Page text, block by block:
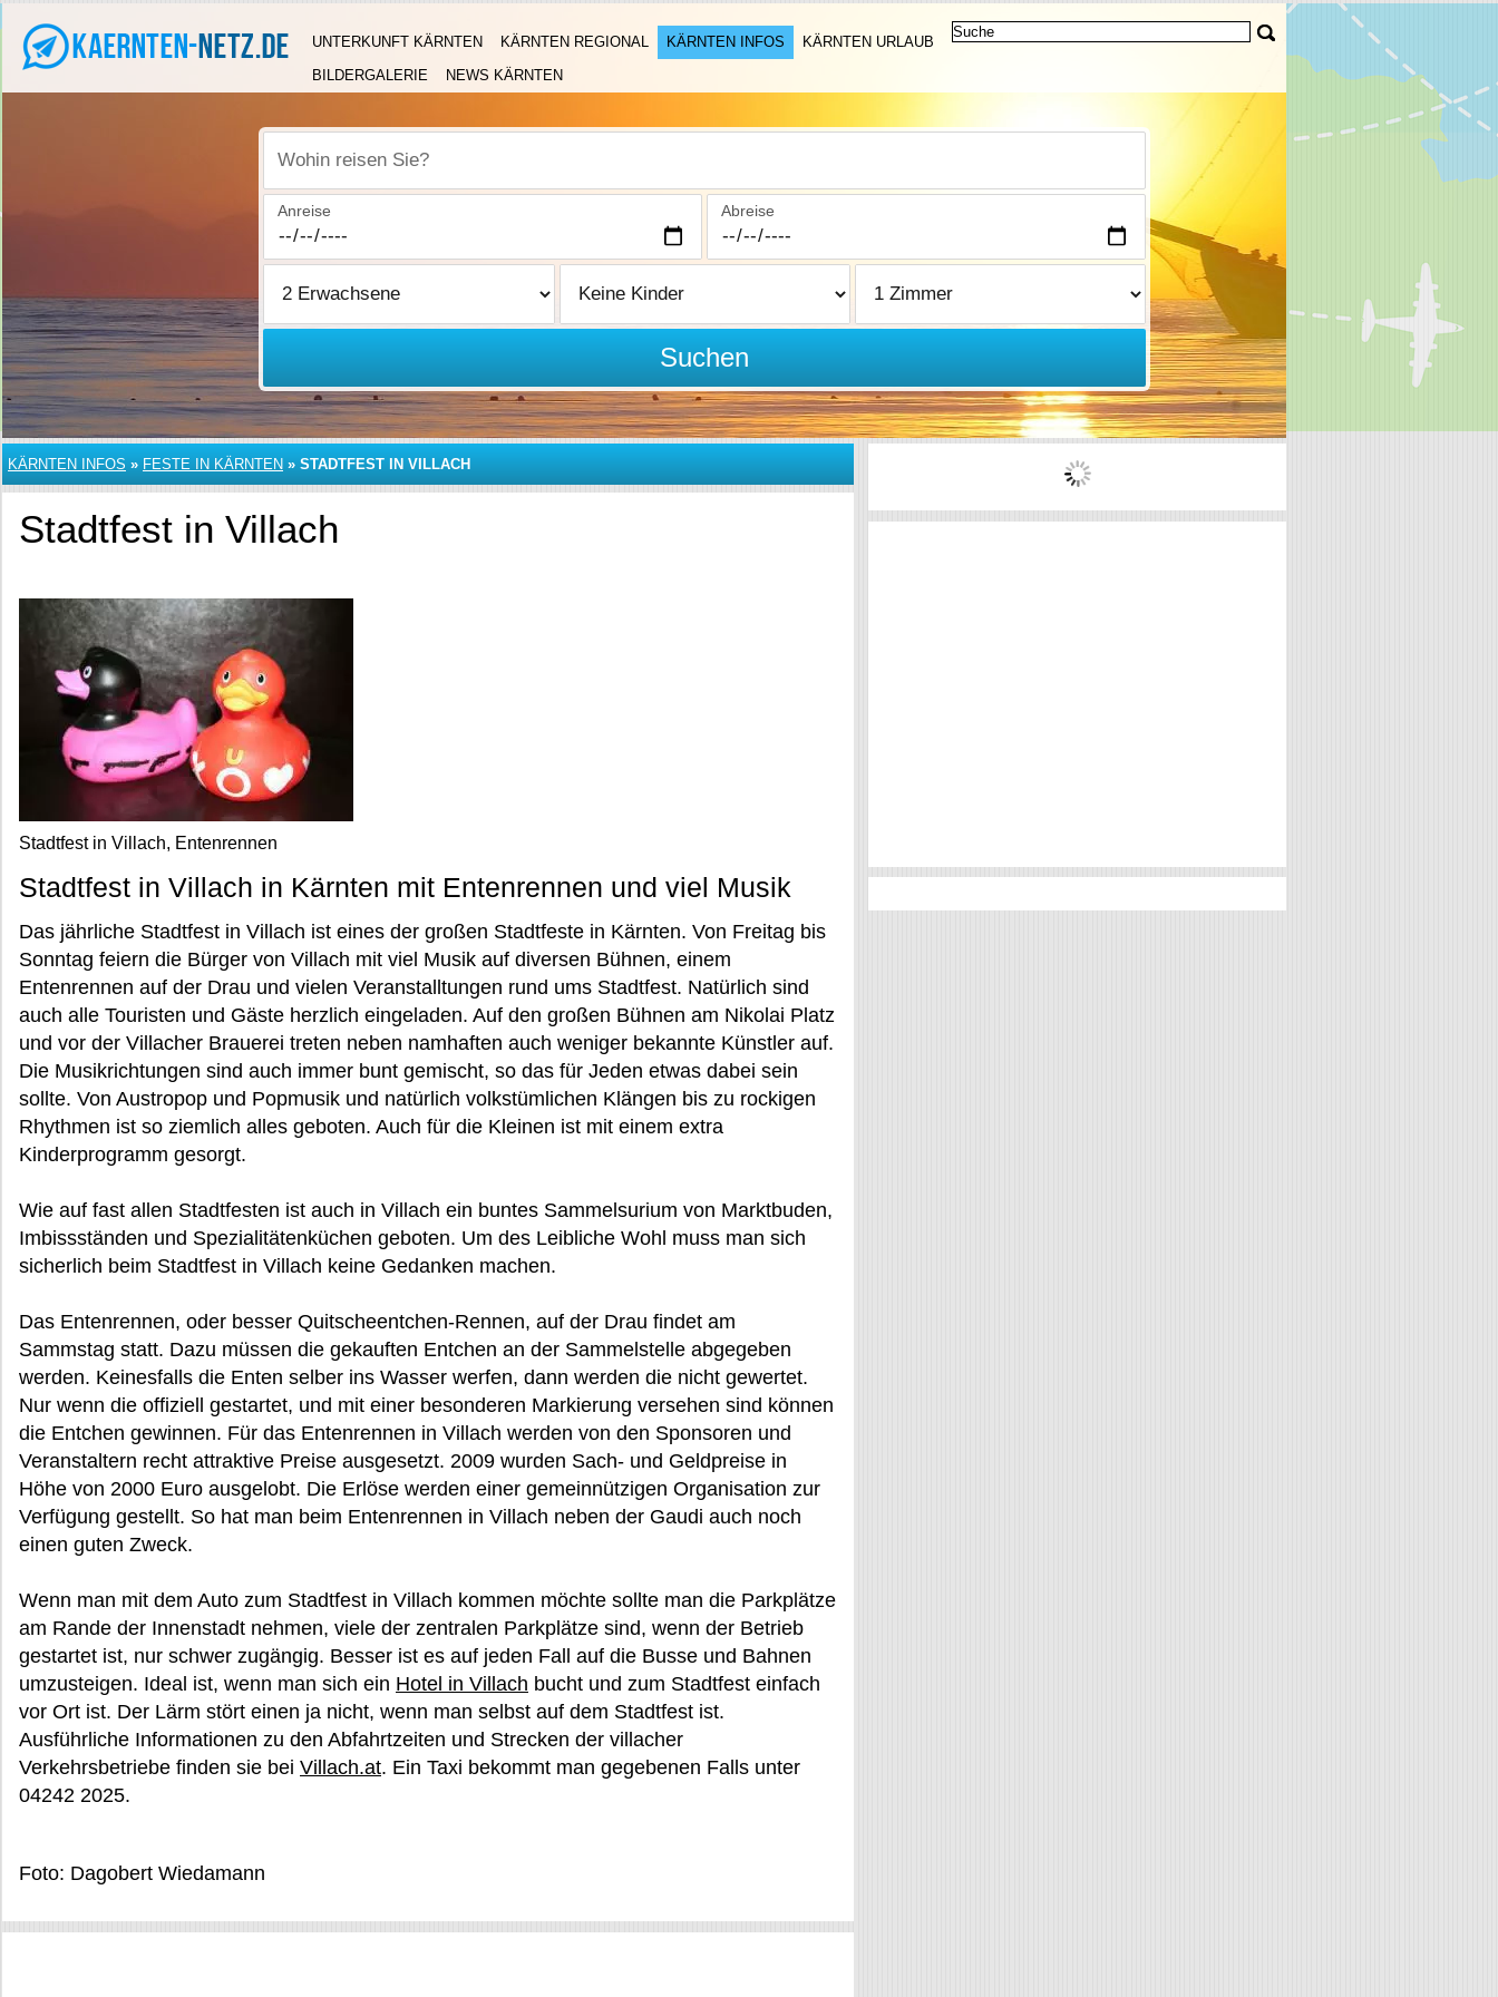
UNTERKUNFT KÄRNTEN KÄRNTEN REGIONAL KÄRNTEN INFOS
KÄRNTEN URLAUB
BILDERGALERIE
NEWS KÄRNTEN
Wohin reisen Sie?
Anreise Abreise
Suchen
KÄRNTEN INFOS » FESTE IN KÄRNTEN » STADTFEST IN VILLACH
Stadtfest in Villach
Stadtfest in Villach, Entenrennen
Stadtfest in Villach in Kärnten mit Entenrennen und viel Musik
Das jährliche Stadtfest in Villach ist eines der großen Stadtfeste in Kärnten. Von Freitag bis
Sonntag feiern die Bürger von Villach mit viel Musik auf diversen Bühnen, einem
Entenrennen auf der Drau und vielen Veranstalltungen rund ums Stadtfest. Natürlich sind
auch alle Touristen und Gäste herzlich eingeladen. Auf den großen Bühnen am Nikolai Platz
und vor der Villacher Brauerei treten neben namhaften auch weniger bekannte Künstler auf.
Die Musikrichtungen sind auch immer bunt gemischt, so das für Jeden etwas dabei sein
sollte. Von Austropop und Popmusik und natürlich volkstümlichen Klängen bis zu rockigen
Rhythmen ist so ziemlich alles geboten. Auch für die Kleinen ist mit einem extra
Kinderprogramm gesorgt.
Wie auf fast allen Stadtfesten ist auch in Villach ein buntes Sammelsurium von Marktbuden,
Imbissständen und Spezialitätenküchen geboten. Um des Leibliche Wohl muss man sich
sicherlich beim Stadtfest in Villach keine Gedanken machen.
Das Entenrennen, oder besser Quitscheentchen-Rennen, auf der Drau findet am
Sammstag statt. Dazu müssen die gekauften Entchen an der Sammelstelle abgegeben
werden. Keinesfalls die Enten selber ins Wasser werfen, dann werden die nicht gewertet.
Nur wenn die offiziell gestartet, und mit einer besonderen Markierung versehen sind können
die Entchen gewinnen. Für das Entenrennen in Villach werden von den Sponsoren und
Veranstaltern recht attraktive Preise ausgesetzt. 2009 wurden Sach- und Geldpreise in
Höhe von 2000 Euro ausgelobt. Die Erlöse werden einer gemeinnützigen Organisation zur
Verfügung gestellt. So hat man beim Entenrennen in Villach neben der Gaudi auch noch
einen guten Zweck.
Wenn man mit dem Auto zum Stadtfest in Villach kommen möchte sollte man die Parkplätze
am Rande der Innenstadt nehmen, viele der zentralen Parkplätze sind, wenn der Betrieb
gestartet ist, nur schwer zugängig. Besser ist es auf jeden Fall auf die Busse und Bahnen
umzusteigen. Ideal ist, wenn man sich ein Hotel in Villach bucht und zum Stadtfest einfach
vor Ort ist. Der Lärm stört einen ja nicht, wenn man selbst auf dem Stadtfest ist.
Ausführliche Informationen zu den Abfahrtzeiten und Strecken der villacher
Verkehrsbetriebe finden sie bei Villach.at. Ein Taxi bekommt man gegebenen Falls unter
04242 2025.
Foto: Dagobert Wiedamann